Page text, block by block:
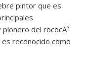
pintor que es
del rococÃ³
reconocido como